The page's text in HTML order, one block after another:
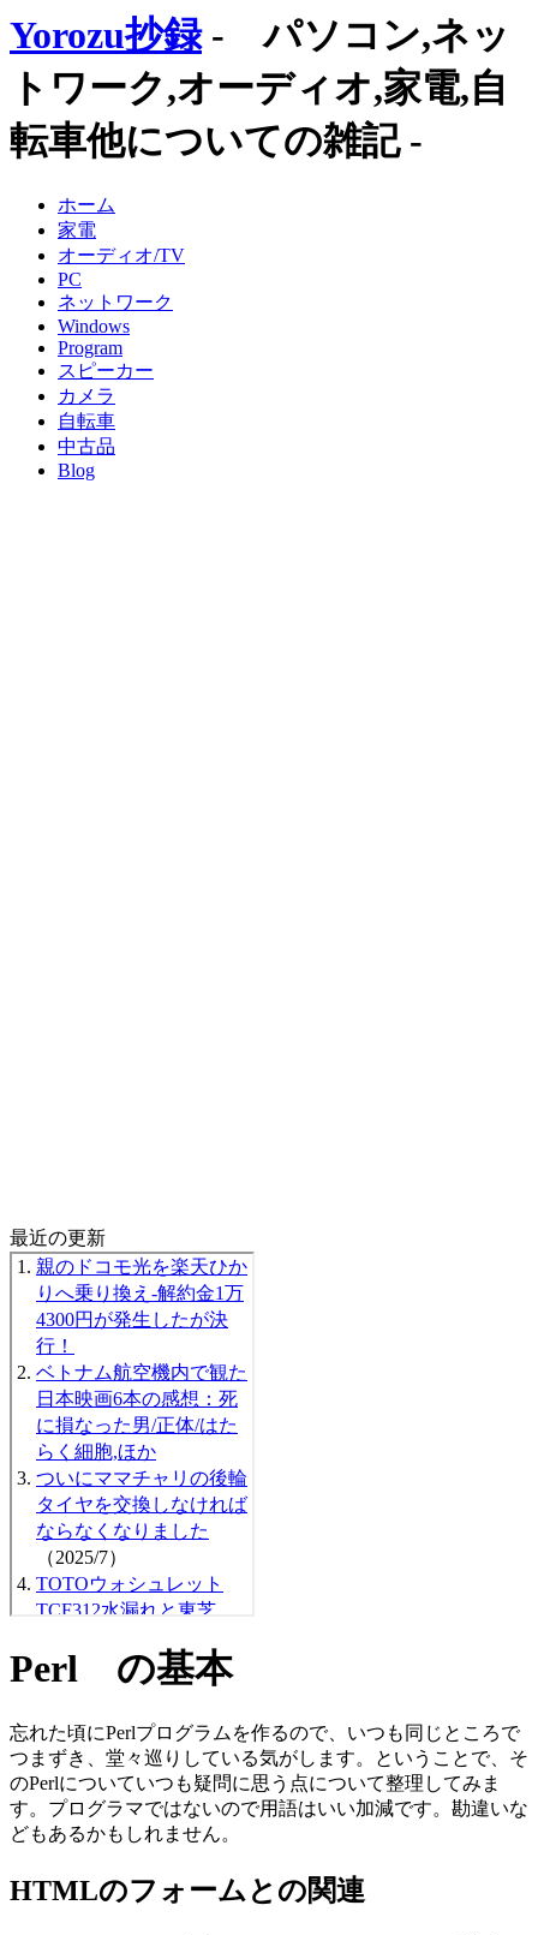
Yorozu抄録 - パソコン,ネッ
トワーク,オーディオ,家電,自
転車他についての雑記 -
ホーム
家電
オーディオ/TV
PC
ネットワーク
Windows
Program
スピーカー
カメラ
自転車
中古品
Blog
最近の更新
Perl の基本
忘れた頃にPerlプログラムを作るので、いつも同じところで
つまずき、堂々巡りしている気がします。ということで、そ
のPerlについていつも疑問に思う点について整理してみま
す。プログラマではないので用語はいい加減です。勘違いな
どもあるかもしれません。
HTMLのフォームとの関連